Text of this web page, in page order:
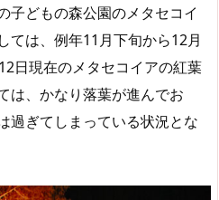
どもの森公園のメタセコイ
ては、例年11月下旬から12月
日現在のメタセコイアの紅葉
は、かなり落葉が進んでお
過ぎてしまっている状況とな